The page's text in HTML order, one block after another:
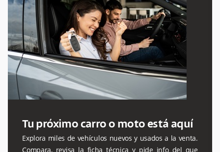
Tu próximo carro o moto está aquí
Explora miles de vehículos nuevos y usados a la venta.
Compara, revisa la ficha técnica y pide info del que